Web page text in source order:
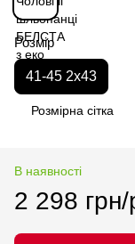
Розмір
41-45 2x43
Розмірна сітка
В наявності
2 298